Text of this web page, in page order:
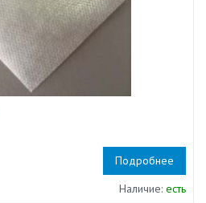
Подробнее
Наличие: есть